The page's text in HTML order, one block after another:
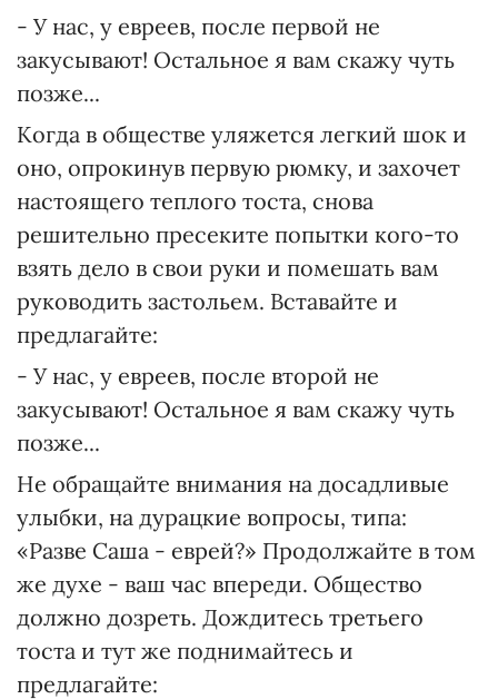
- У нас, у евреев, после первой не
закусывают! Остальное я вам скажу чуть
позже...
Когда в обществе уляжется легкий шок и
оно, опрокинув первую рюмку, и захочет
настоящего теплого тоста, снова
решительно пресеките попытки кого-то
взять дело в свои руки и помешать вам
руководить застольем. Вставайте и
предлагайте:
- У нас, у евреев, после второй не
закусывают! Остальное я вам скажу чуть
позже...
Не обращайте внимания на досадливые
улыбки, на дурацкие вопросы, типа:
«Разве Саша - еврей?» Продолжайте в том
же духе - ваш час впереди. Общество
должно дозреть. Дождитесь третьего
тоста и тут же поднимайтесь и
предлагайте: